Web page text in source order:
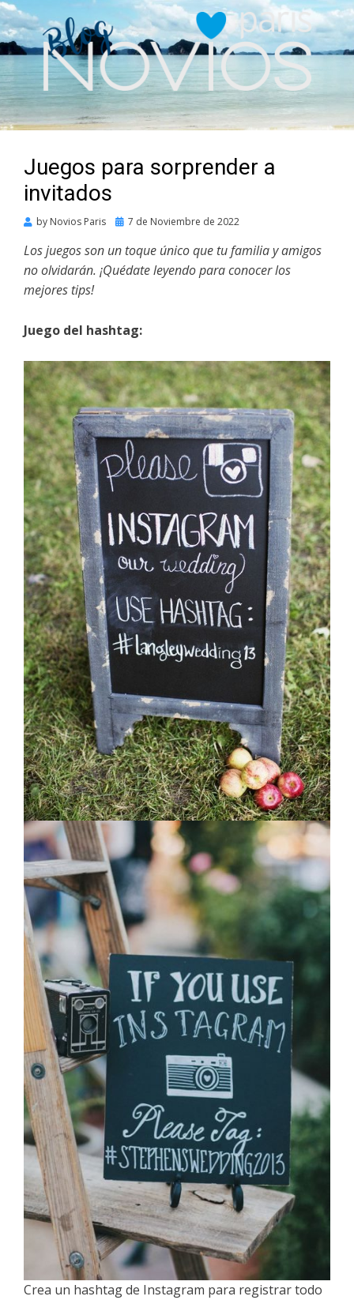
Juegos para sorprender a
invitados
by Novios Paris
Posted
7 de Noviembre de 2022
Los juegos son un toque único que tu familia y amigos
no olvidarán. ¡Quédate leyendo para conocer los
mejores tips!
Juego del hashtag:
Crea un hashtag de Instagram para registrar todo